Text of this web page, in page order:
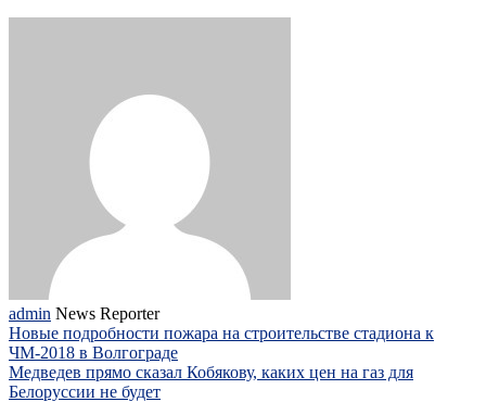
admin News Reporter
Новые подробности пожара на строительстве стадиона к
ЧМ-2018 в Волгограде
Медведев прямо сказал Кобякову, каких цен на газ для
Белоруссии не будет